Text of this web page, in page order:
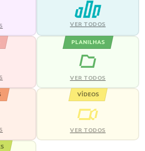
VER TODOS
PLANILHAS
VER TODOS
VÍDEOS
VER TODOS